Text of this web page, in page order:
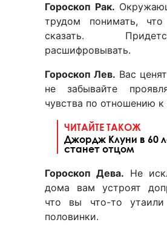
Гороскоп Рак.
трудом понимать,
сказать.
расшифровывать.
Гороскоп Лев. Вас
не забывайте
чувства по отношению к
ЧИТАЙТЕ ТАКОЖ
Джордж Клуни в 60
станет отцом
Гороскоп Дева. Не
дома вам устроят
что вы что-то
половинки.